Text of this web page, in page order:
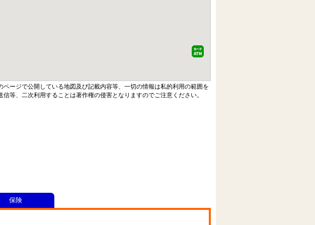
ページで公開している地図及び記載内容等、一切の情報は私的利用の範囲を
等、二次利用することは著作権の侵害となりますのでご注意ください。
保険